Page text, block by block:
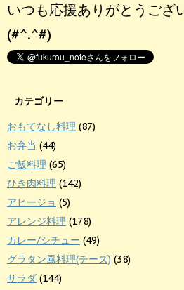
いつも応援ありがとうござ
(#^.^#)
カテゴリー
おもてなし料理 (87)
お弁当 (44)
ご飯料理 (65)
ひき肉料理 (142)
アヒージョ (5)
アレンジ料理 (178)
カレー/シチュー (49)
グラタン風料理(チーズ) (38)
サラダ (144)